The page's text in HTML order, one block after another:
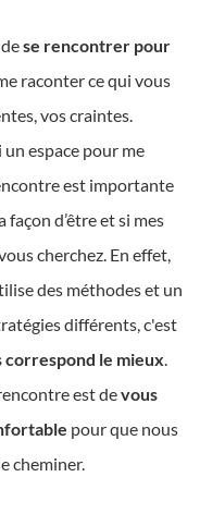
se rencontrer pour
raconter ce qui vous
vos craintes.
espace pour me
est importante
d’être et si mes
cherchez. En effet,
des méthodes et un
différents, c'est
correspond le mieux.
est devous
pour que nous
cheminer.